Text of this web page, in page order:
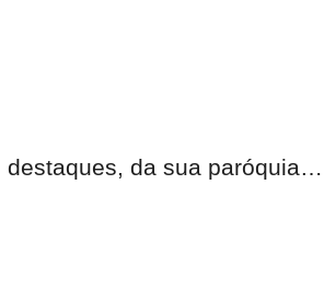
destaques, da sua paróquia…